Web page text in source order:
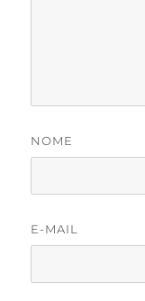
NOME
E-MAIL